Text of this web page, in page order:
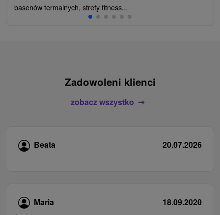
basenów termalnych, strefy fitness...
Zadowoleni klienci
zobacz wszystko
Beata 20.07.2026
Maria
18.09.2020